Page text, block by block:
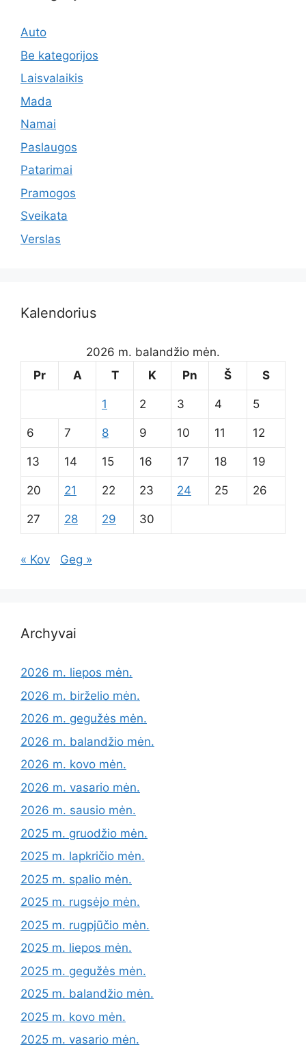
Auto
Be kategorijos
Laisvalaikis
Mada
Namai
Paslaugos
Patarimai
Pramogos
Sveikata
Verslas
Kalendorius
2026 m. balandžio mėn.
Pr
A T K Pn Š S
1 2 3 4 5
6 7 8 9 10 11 12
13 14 15 16 17 18 19
20 21 22 23 24 25 26
27 28 29 30
« Kov Geg »
Archyvai
2026 m. liepos mėn.
2026 m. birželio mėn.
2026 m. gegužės mėn.
2026 m. balandžio mėn.
2026 m. kovo mėn.
2026 m. vasario mėn.
2026 m. sausio mėn.
2025 m. gruodžio mėn.
2025 m. lapkričio mėn.
2025 m. spalio mėn.
2025 m. rugsėjo mėn.
2025 m. rugpjūčio mėn.
2025 m. liepos mėn.
2025 m. gegužės mėn.
2025 m. balandžio mėn.
2025 m. kovo mėn.
2025 m. vasario mėn.